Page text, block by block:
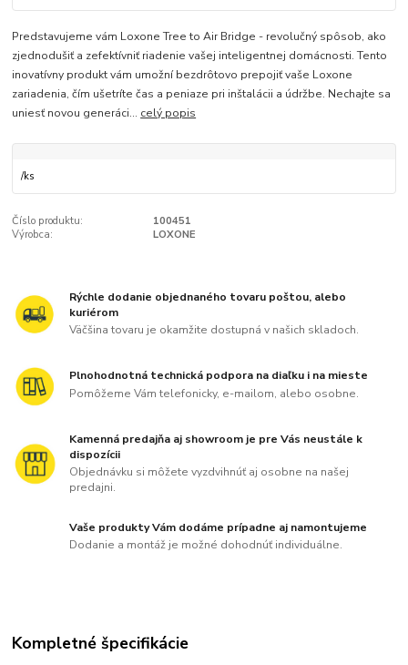
Predstavujeme vám Loxone Tree to Air Bridge - revolučný spôsob, ako
zjednodušiť a zefektívniť riadenie vašej inteligentnej domácnosti. Tento
inovatívny produkt vám umožní bezdrôtovo prepojiť vaše Loxone
zariadenia, čím ušetríte čas a peniaze pri inštalácii a údržbe. Nechajte sa
uniesť novou generáci... celý popis
/ks
Číslo produktu:
100451
Výrobca:
LOXONE
Rýchle dodanie objednaného tovaru poštou, alebo
kuriérom
Väčšina tovaru je okamžite dostupná v našich skladoch.
Plnohodnotná technická podpora na diaľku i na mieste
Pomôžeme Vám telefonicky, e-mailom, alebo osobne.
Kamenná predajňa aj showroom je pre Vás neustále k
dispozícii
Objednávku si môžete vyzdvihnúť aj osobne na našej
predajni.
Vaše produkty Vám dodáme prípadne aj namontujeme
Dodanie a montáž je možné dohodnúť individuálne.
Kompletné špecifikácie